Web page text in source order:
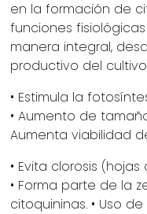
en la formación de
funciones
manera integral,
productivo del
• Estimula la
• Aumento de
Aumenta viabilidad
• Evita clorosis (hojas
• Forma parte de la
citoquininas. • Uso